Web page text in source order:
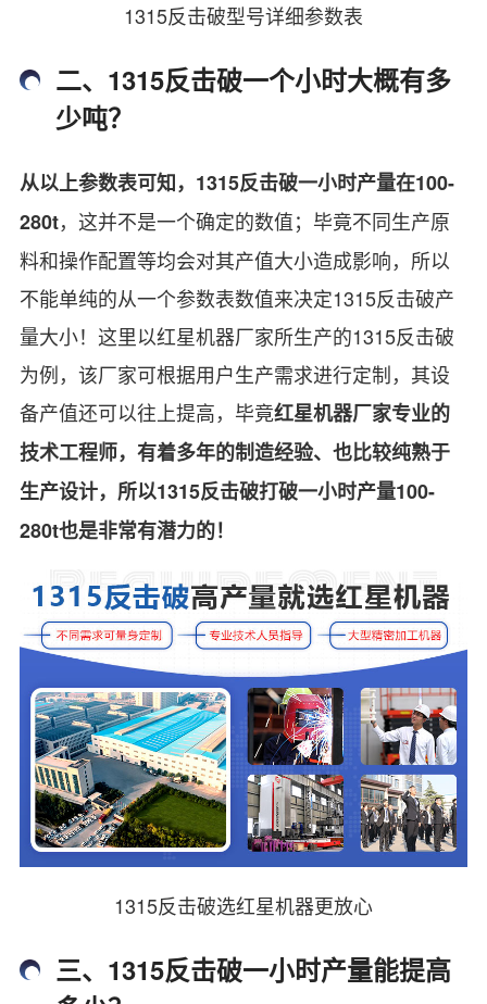
1315反击破型号详细参数表
二、1315反击破一个小时大概有多
少吨？
从以上参数表可知，1315反击破一小时产量在100-
280t，这并不是一个确定的数值；毕竟不同生产原
料和操作配置等均会对其产值大小造成影响，所以
不能单纯的从一个参数表数值来决定1315反击破产
量大小！这里以红星机器厂家所生产的1315反击破
为例，该厂家可根据用户生产需求进行定制，其设
备产值还可以往上提高，毕竟红星机器厂家专业的
技术工程师，有着多年的制造经验、也比较纯熟于
生产设计，所以1315反击破打破一小时产量100-
280t也是非常有潜力的！
1315反击破选红星机器更放心
三、1315反击破一小时产量能提高